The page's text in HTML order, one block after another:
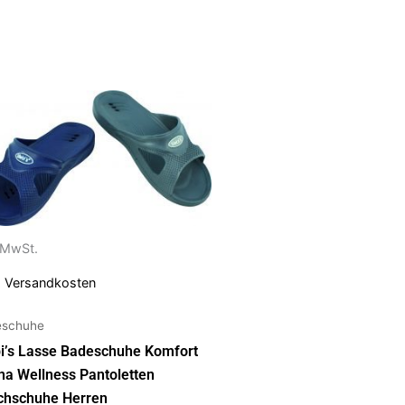
Versandkosten
Lasse Badeschuhe Komfort
Wellness Pantoletten
Herren